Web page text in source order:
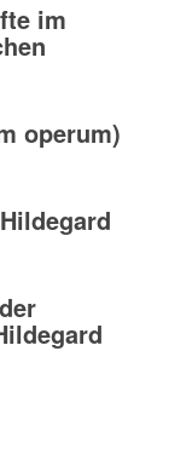
im
operum)